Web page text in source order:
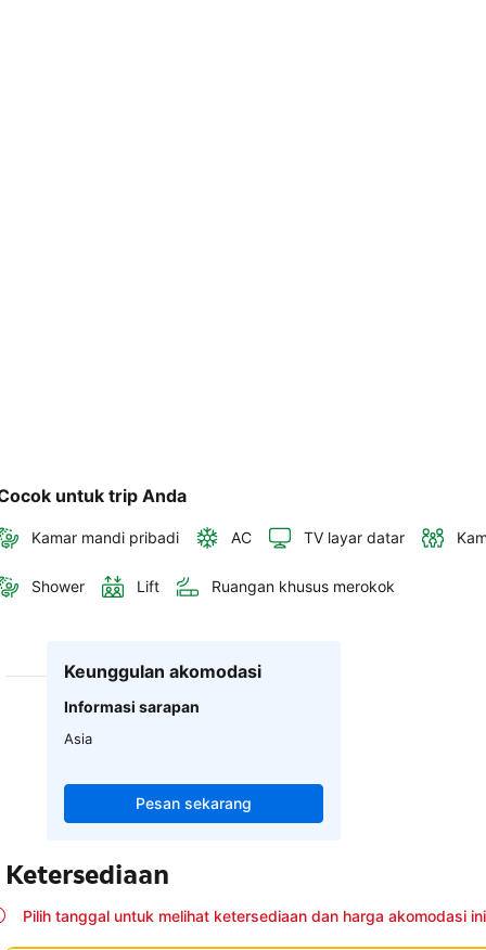
untuk trip Anda
Kamar mandi pribadi AC TV layar datar
Shower Lift Ruangan khusus merokok
Keunggulan akomodasi
Informasi sarapan
Asia
Pesan sekarang
Ketersediaan
Pilih tanggal untuk melihat ketersediaan dan harga akomodasi ini